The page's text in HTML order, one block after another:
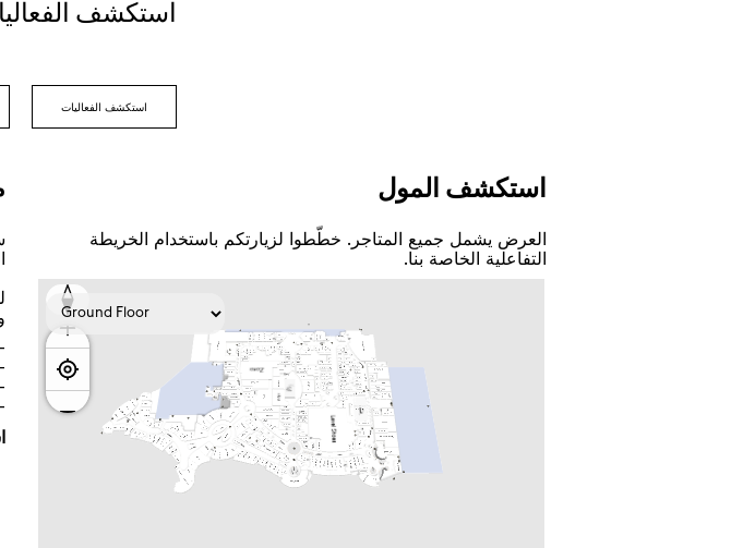
اﺳﺘﻜﺸﻒ
اﺳﺘﻜﺸﻒ اﻟﻔﻌﺎﻟﻴﺎﺕ
اﺳﺘﻜﺸﻒ اﻟﻤﻮﻝ
اﻟﻌﺮﺽ ﻳﺸﻤﻞ ﺟﻤﻴﻊ اﻟﻤﺘﺎﺟﺮ. ﺧﻄّﻄﻮا ﻟﺰﻳﺎﺭﺗﻜﻢ ﺑﺎﺳﺘﺨﺪاﻡ اﻟﺨﺮﻳﻄﺔ
اﻟﺘﻔﺎﻋﻠﻴﺔ اﻟﺨﺎﺻﺔ ﺑﻨﺎ.